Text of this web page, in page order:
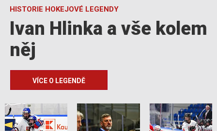
HISTORIE HOKEJOVÉ LEGENDY
Ivan Hlinka a vše kolem
něj
VÍCE O LEGENDĚ